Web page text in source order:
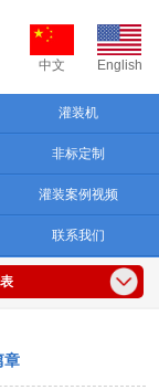
中文 English
灌装机
非标定制
灌装案例视频
联系我们
章